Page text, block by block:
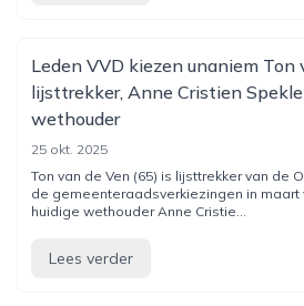
Leden VVD kiezen unaniem Ton
lijsttrekker, Anne Cristien
wethouder
25 okt. 2025
Ton van de Ven (65) is lijsttrekker van de
de gemeenteraadsverkiezingen in maart
huidige wethouder Anne Cristie...
Lees verder